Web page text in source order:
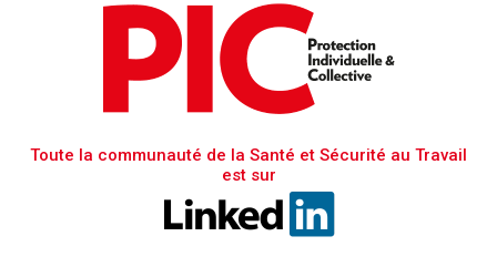
Toute la communauté de la Santé et Sécurité au Travail
est sur